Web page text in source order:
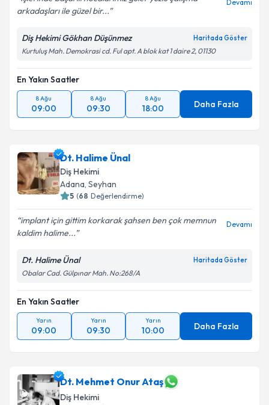
arkadaşları ile güzel bir...
Devamı
Diş Hekimi Gökhan Düşünmez Haritada Göster
Kurtuluş Mah. Demokrasi cd. Ful apt. A blok kat 1 daire 2, 01130
En Yakın Saatler
8 Ağu
09:00
8 Ağu
09:30
8 Ağu
18:00 Daha Fazla
Dt. Halime Ünal
Diş Hekimi
Adana, Seyhan
5 (68 Değerlendirme)
implant için gittim korkarak şahsen ben çok memnun
kaldim halime...
Devamı
Dt. Halime Ünal Haritada Göster
Obalar Cad. Gülpınar Mah. No:268/A
En Yakın Saatler
Yarın
09:00
Yarın
09:30
Yarın
10:00 Daha Fazla
Dt. Mehmet Onur Ataş
Diş Hekimi